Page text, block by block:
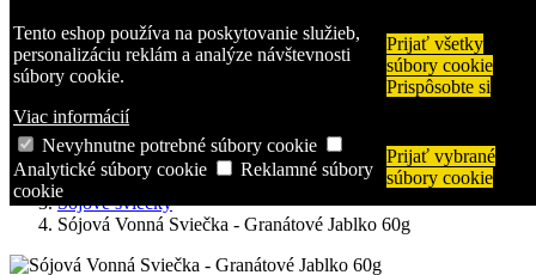
Tento eshop používa na poskytovanie služieb,
personalizáciu reklám a analýze návštevnosti
súbory cookie.
Viac informácií
Prijať všetky
súbory cookie
Prispôsobte si
Nevyhnutne potrebné súbory cookie
Analytické súbory cookie
Reklamné súbory
cookie
Prijať vybrané
súbory cookie

shopping_cart Košík (0)
 Prihlásiť sa
search
Úvodná stránka
Svietniky a sviečky
Sójové sviečky
Sójová Vonná Sviečka - Granátové Jablko 60g